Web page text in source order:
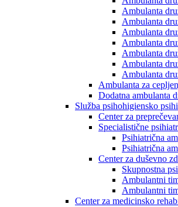
Ambulanta
Ambulanta
Ambulanta
Ambulanta
Ambulanta
Ambulanta
Ambulanta
Ambulanta za
Dodatna ambulanta
Služba psihohigiensko
Center za
Specialistične
Psihiatrična
Psihiatrična
Center za duševno
Skupnostna
Ambulantni
Ambulantni
Center za medicinsko